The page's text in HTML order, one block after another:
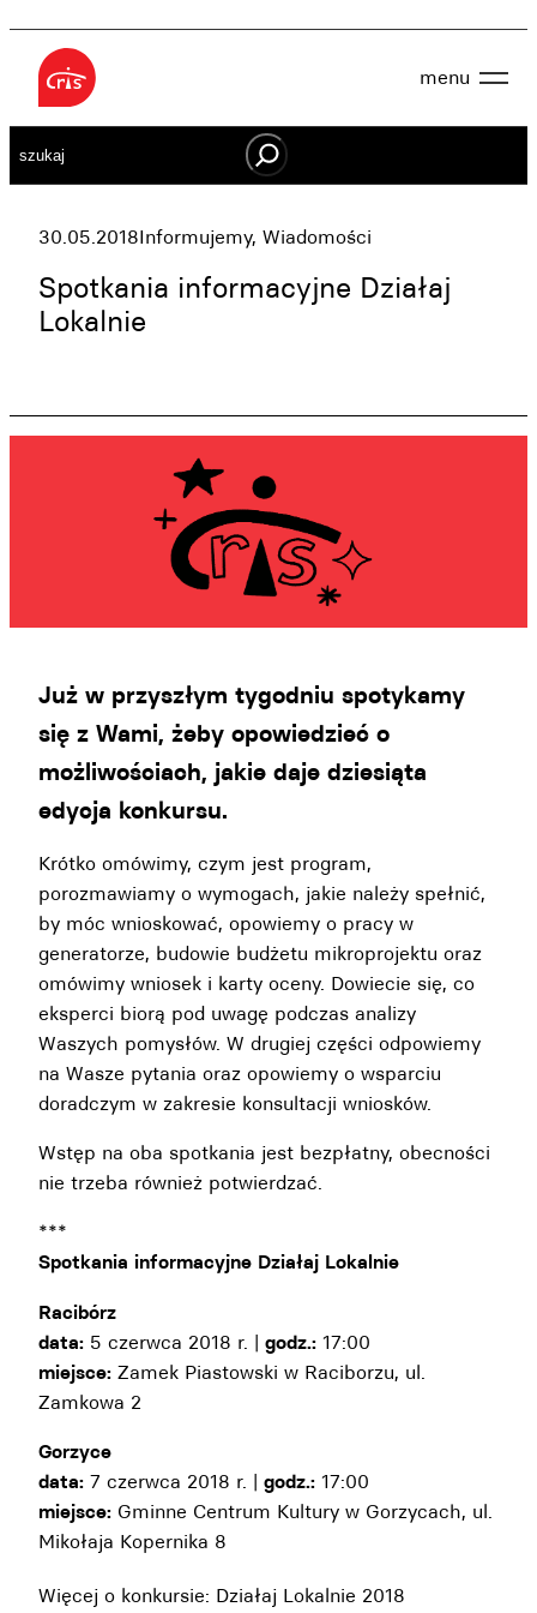
Przejdź
treści
menu
Aktualności
Wspieraj nas
OWES
Oferta
Szukaj
30.05.2018Informujemy, Wiadomości
Spotkania informacyjne Działaj
Lokalnie
Już w przyszłym tygodniu spotykamy
się z Wami, żeby opowiedzieć o
możliwościach, jakie daje dziesiąta
edycja konkursu.
Krótko omówimy, czym jest program,
porozmawiamy o wymogach, jakie należy spełnić,
by móc wnioskować, opowiemy o pracy w
generatorze, budowie budżetu mikroprojektu oraz
omówimy wniosek i karty oceny. Dowiecie się, co
eksperci biorą pod uwagę podczas analizy
Waszych pomysłów. W drugiej części odpowiemy
na Wasze pytania oraz opowiemy o wsparciu
doradczym w zakresie konsultacji wniosków.
Wstęp na oba spotkania jest bezpłatny, obecności
nie trzeba również potwierdzać.
***
Spotkania informacyjne Działaj Lokalnie
Racibórz
data: 5 czerwca 2018 r. | godz.: 17:00
miejsce: Zamek Piastowski w Raciborzu, ul.
Zamkowa 2
Gorzyce
data: 7 czerwca 2018 r. | godz.: 17:00
miejsce: Gminne Centrum Kultury w Gorzycach, ul.
Mikołaja Kopernika 8
Więcej o konkursie: Działaj Lokalnie 2018